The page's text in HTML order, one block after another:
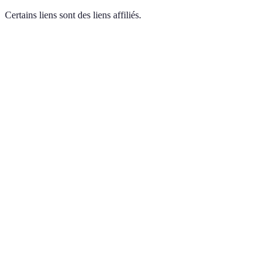
Certains liens sont des liens affiliés.